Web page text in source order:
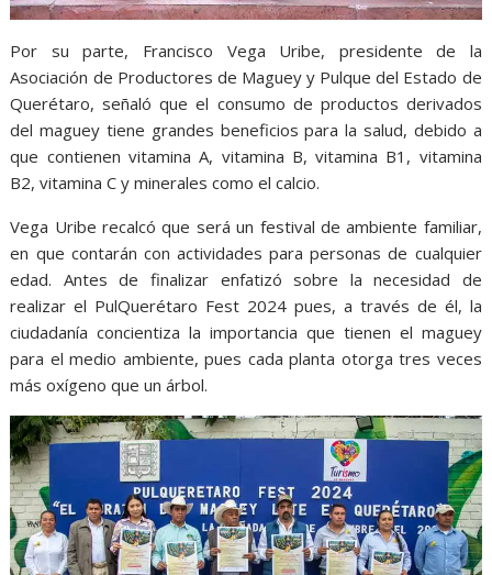
Por su parte, Francisco Vega Uribe, presidente de la
Asociación de Productores de Maguey y Pulque del Estado de
Querétaro, señaló que el consumo de productos derivados
del maguey tiene grandes beneficios para la salud, debido a
que contienen vitamina A, vitamina B, vitamina B1, vitamina
B2, vitamina C y minerales como el calcio.
Vega Uribe recalcó que será un festival de ambiente familiar,
en que contarán con actividades para personas de cualquier
edad. Antes de finalizar enfatizó sobre la necesidad de
realizar el PulQuerétaro Fest 2024 pues, a través de él, la
ciudadanía concientiza la importancia que tienen el maguey
para el medio ambiente, pues cada planta otorga tres veces
más oxígeno que un árbol.